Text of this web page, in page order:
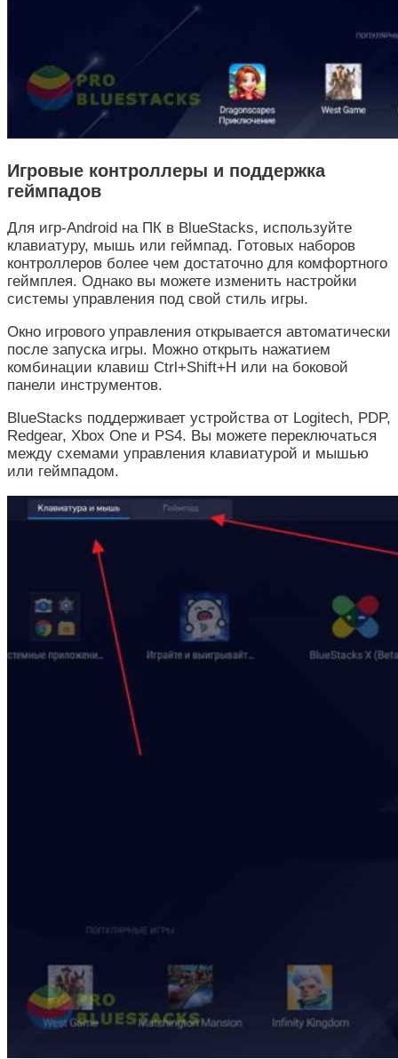
Игровые контроллеры и поддержка
геймпадов
Для игр-Android на ПК в BlueStacks, используйте
клавиатуру, мышь или геймпад. Готовых наборов
контроллеров более чем достаточно для комфортного
геймплея. Однако вы можете изменить настройки
системы управления под свой стиль игры.
Окно игрового управления открывается автоматически
после запуска игры. Можно открыть нажатием
комбинации клавиш Ctrl+Shift+H или на боковой
панели инструментов.
BlueStacks поддерживает устройства от Logitech, PDP,
Redgear, Xbox One и PS4. Вы можете переключаться
между схемами управления клавиатурой и мышью
или геймпадом.